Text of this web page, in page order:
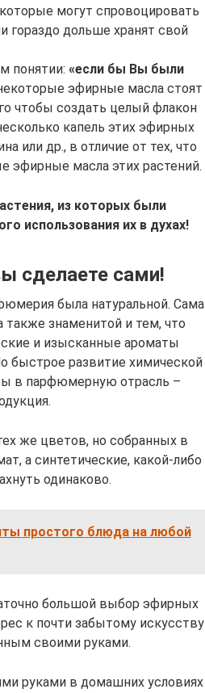
могут спровоцировать
гораздо дольше хранят свой
понятии: «если бы Вы были
эфирные масла стоят
чтобы создать целый флакон
капель этих эфирных
или др., в отличие от тех, что
эфирные масла этих растений.
из которых были
использования их в духах!
сделаете сами!
была натуральной. Сама
знаменитой и тем, что
и изысканные ароматы
быстрое развитие химической
в парфюмерную отрасль –
же цветов, но собранных в
а синтетические, какой-либо
одинаково.
простого блюда на любой
большой выбор эфирных
к почти забытому искусству
своими руками.
руками в домашних условиях